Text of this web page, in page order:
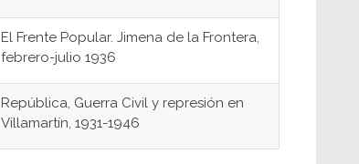
El Frente Popular. Jimena de la Frontera,
febrero-julio 1936
República, Guerra Civil y represión en
Villamartín, 1931-1946